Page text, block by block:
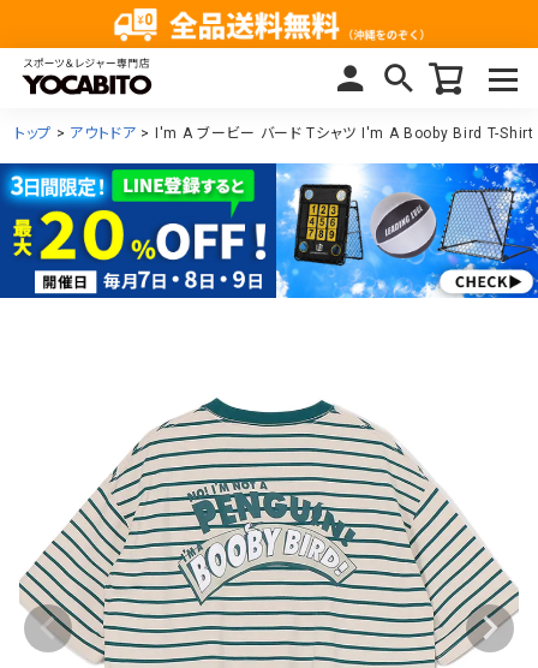
トップ アウトドア I'm A ブービー バード Tシャツ I'm A Booby Bird T-Shirt